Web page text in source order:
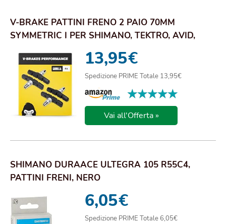
V-BRAKE PATTINI FRENO 2 PAIO 70MM
SYMMETRIC I PER SHIMANO, TEKTRO, AVID,
13,95€
Spedizione PRIME Totale 13,95€
★★★★★
★★★★★
Vai all'Offerta »
SHIMANO DURAACE ULTEGRA 105 R55C4,
PATTINI FRENI, NERO
6,05€
Spedizione PRIME Totale 6,05€